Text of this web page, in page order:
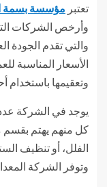
تعتبر مؤسسة بسمة
وأرخص الشركات
والتي تقدم الجودة
الأسعار المناسبة
وتعقيمها باستخدام
يوجد في الشركة
كل منهم يهتم
الفلل، أو تنظيف
وتوفر الشركة